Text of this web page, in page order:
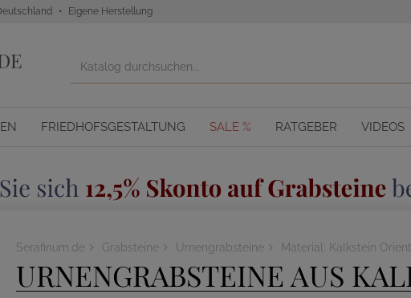
Eigene Herstellung
FRIEDHOFSGESTALTUNG SALE % RATGEBER VIDEOS
Serafinum.de Grabsteine Urnengrabsteine Material: Kalkstein
URNENGRABSTEINE AUS